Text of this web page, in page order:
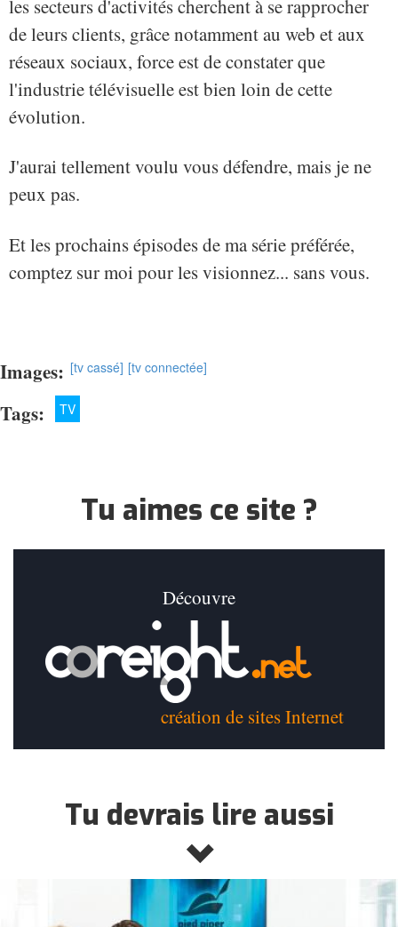
les secteurs d'activités cherchent à se rapprocher
de leurs clients, grâce notamment au web et aux
réseaux sociaux, force est de constater que
l'industrie télévisuelle est bien loin de cette
évolution.
J'aurai tellement voulu vous défendre, mais je ne
peux pas.
Et les prochains épisodes de ma série préférée,
comptez sur moi pour les visionnez... sans vous.
Images: [tv cassé] [tv connectée]
Tags: TV
Tu aimes ce site ?
Découvre
création de sites Internet
Tu devrais lire aussi